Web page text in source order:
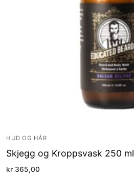
HUD OG HÅR
Skjegg og Kroppsvask 250 ml
kr 365,00